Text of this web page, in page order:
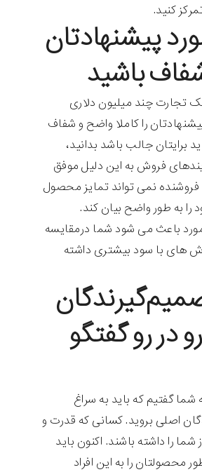
کنید.
پیشنهادتان
باشید
یک تجارت چند میلیون دلاری
را کاملا واضح و شفاف
برایتان جالب باشد بدانید،
فروش به این دلیل موفق
نمی تواند تمایز محصول
را به طور واضح بیان کند.
باعث می شود شما درمقایسه
های با سود بیشتری داشته
در رو گفتگو
شما گفتیم که باید به سراغ
اصلی بروید. کسانی که قدرت و
شما را داشته باشند. اکنون باید
محصولتان را به این افراد